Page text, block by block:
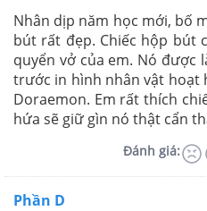
Nhân dịp năm học mới, bố
bút rất đẹp. Chiếc hộp bút
quyển vở của em. Nó được
trước in hình nhân vật hoạt
Doraemon. Em rất thích
hứa sẽ giữ gìn nó thật cẩn
Đánh giá:
Phần D